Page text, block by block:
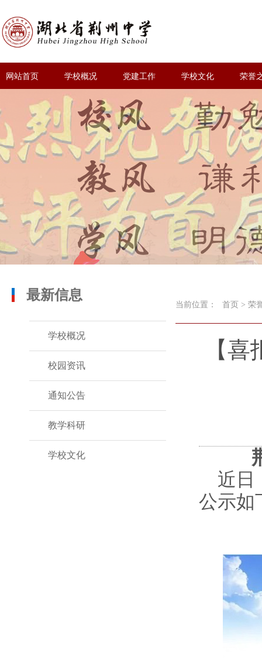
网站首页 学校概况 党建工作 学校文化 荣誉
最新信息
学校概况
校园资讯
通知公告
教学科研
学校文化
当前位置： 首页 > 荣
【
近日
公示如